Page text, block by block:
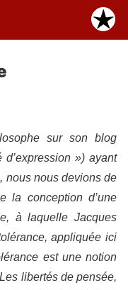
sur son blog
») ayant
nous nous devions de
la conception d’une
à laquelle Jacques
appliquée ici
est une notion
libertés de pensée,